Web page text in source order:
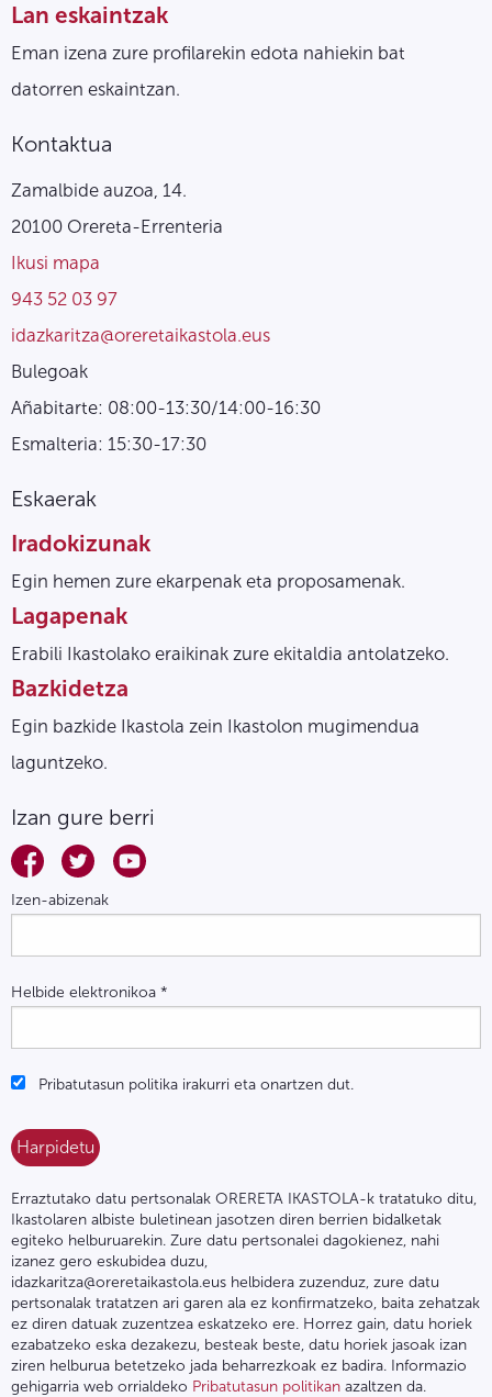
Lan eskaintzak
Eman izena zure profilarekin edota nahiekin bat
datorren eskaintzan.
Kontaktua
Zamalbide auzoa, 14.
20100 Orereta-Errenteria
Ikusi mapa
943 52 03 97
idazkaritza@oreretaikastola.eus
Bulegoak
Añabitarte: 08:00-13:30/14:00-16:30
Esmalteria: 15:30-17:30
Eskaerak
Iradokizunak
Egin hemen zure ekarpenak eta proposamenak.
Lagapenak
Erabili Ikastolako eraikinak zure ekitaldia antolatzeko.
Bazkidetza
Egin bazkide Ikastola zein Ikastolon mugimendua
laguntzeko.
Izan gure berri
Izen-abizenak
Helbide elektronikoa *
Pribatutasun politika irakurri eta onartzen dut.
Erraztutako datu pertsonalak ORERETA IKASTOLA-k tratatuko ditu,
Ikastolaren albiste buletinean jasotzen diren berrien bidalketak
egiteko helburuarekin. Zure datu pertsonalei dagokienez, nahi
izanez gero eskubidea duzu,
idazkaritza@oreretaikastola.eus helbidera zuzenduz, zure datu
pertsonalak tratatzen ari garen ala ez konfirmatzeko, baita zehatzak
ez diren datuak zuzentzea eskatzeko ere. Horrez gain, datu horiek
ezabatzeko eska dezakezu, besteak beste, datu horiek jasoak izan
ziren helburua betetzeko jada beharrezkoak ez badira. Informazio
gehigarria web orrialdeko Pribatutasun politikan azaltzen da.